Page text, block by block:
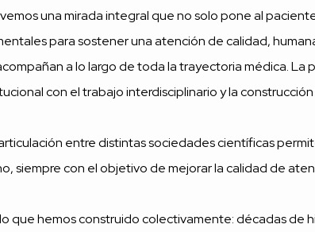
una mirada integral que no solo pone al
para sostener una atención de calidad,
a lo largo de toda la trayectoria médica. La
con el trabajo interdisciplinario y la
entre distintas sociedades científicas
siempre con el objetivo de mejorar la calidad de
que hemos construido colectivamente: décadas de